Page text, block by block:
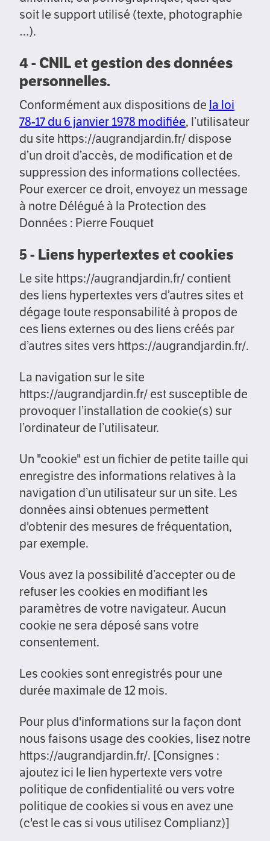
soit le support utilisé (texte, photographie
…).
4 - CNIL et gestion des données
personnelles.
Conformément aux dispositions de la loi
78-17 du 6 janvier 1978 modifiée, l’utilisateur
du site https://augrandjardin.fr/ dispose
d’un droit d’accès, de modification et de
suppression des informations collectées.
Pour exercer ce droit, envoyez un message
à notre Délégué à la Protection des
Données : Pierre Fouquet
5 - Liens hypertextes et cookies
Le site https://augrandjardin.fr/ contient
des liens hypertextes vers d’autres sites et
dégage toute responsabilité à propos de
ces liens externes ou des liens créés par
d’autres sites vers https://augrandjardin.fr/.
La navigation sur le site
https://augrandjardin.fr/ est susceptible de
provoquer l’installation de cookie(s) sur
l’ordinateur de l’utilisateur.
Un "cookie" est un fichier de petite taille qui
enregistre des informations relatives à la
navigation d’un utilisateur sur un site. Les
données ainsi obtenues permettent
d'obtenir des mesures de fréquentation,
par exemple.
Vous avez la possibilité d’accepter ou de
refuser les cookies en modifiant les
paramètres de votre navigateur. Aucun
cookie ne sera déposé sans votre
consentement.
Les cookies sont enregistrés pour une
durée maximale de 12 mois.
Pour plus d'informations sur la façon dont
nous faisons usage des cookies, lisez notre
https://augrandjardin.fr/. [Consignes :
ajoutez ici le lien hypertexte vers votre
politique de confidentialité ou vers votre
politique de cookies si vous en avez une
(c'est le cas si vous utilisez Complianz)]